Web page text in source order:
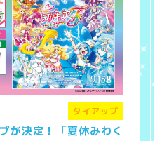
タイアップ
が決定！「夏休みわく